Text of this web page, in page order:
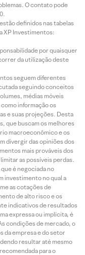
O contato pode
definidos nas tabelas
XP Investimentos:
por quaisquer
da utilização deste
seguem diferentes
seguindo conceitos
médias móveis
informação os
e suas projeções. Desta
que buscam os melhores
macroeconômico e os
divergir das opiniões dos
mais prováveis dos
as possíveis perdas.
é negociada no
investimento no qual a
as cotações de
de alto risco e os
indicativos de resultados
expressa ou implícita, é
condições de mercado, o
da empresa e do setor
resultar até mesmo
para o